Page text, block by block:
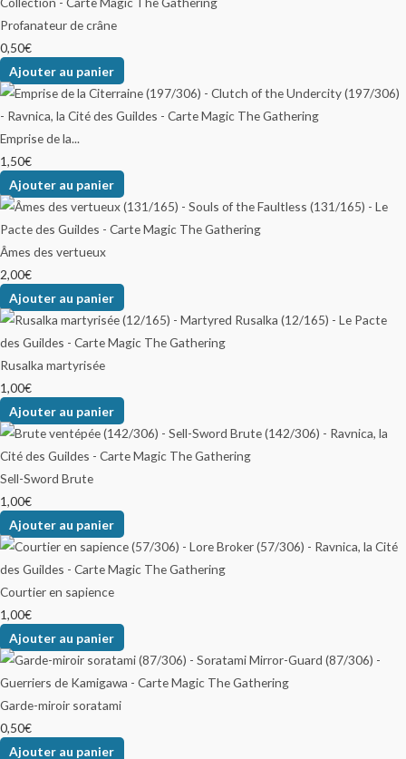
Profanateur de crâne
0,50€
Ajouter au panier
Emprise de la...
1,50€
Ajouter au panier
Âmes des vertueux
2,00€
Ajouter au panier
Rusalka martyrisée
1,00€
Ajouter au panier
Sell-Sword Brute
1,00€
Ajouter au panier
Courtier en sapience
1,00€
Ajouter au panier
Garde-miroir soratami
0,50€
Ajouter au panier